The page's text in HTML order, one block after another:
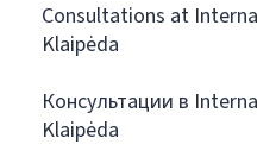
Consultations at
Klaipėda
Консультации в
Klaipėda